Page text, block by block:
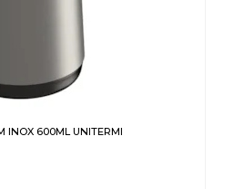
INOX 600ML UNITERMI